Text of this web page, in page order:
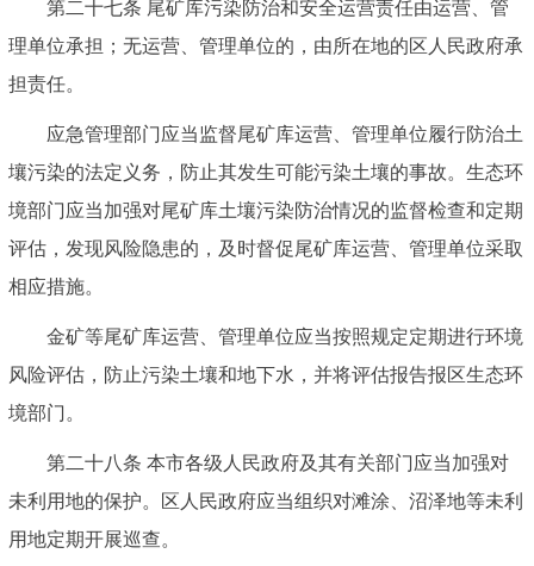
第二十七条 尾矿库污染防治和安全运营责任由运营、管
理单位承担；无运营、管理单位的，由所在地的区人民政府承
担责任。
应急管理部门应当监督尾矿库运营、管理单位履行防治土
壤污染的法定义务，防止其发生可能污染土壤的事故。生态环
境部门应当加强对尾矿库土壤污染防治情况的监督检查和定期
评估，发现风险隐患的，及时督促尾矿库运营、管理单位采取
相应措施。
金矿等尾矿库运营、管理单位应当按照规定定期进行环境
风险评估，防止污染土壤和地下水，并将评估报告报区生态环
境部门。
第二十八条 本市各级人民政府及其有关部门应当加强对
未利用地的保护。区人民政府应当组织对滩涂、沼泽地等未利
用地定期开展巡查。